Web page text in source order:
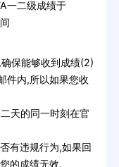
保能够收到成绩(2)
件内,所以如果您收
天的同一时刻在官
违规行为,如果回
的成绩无效.